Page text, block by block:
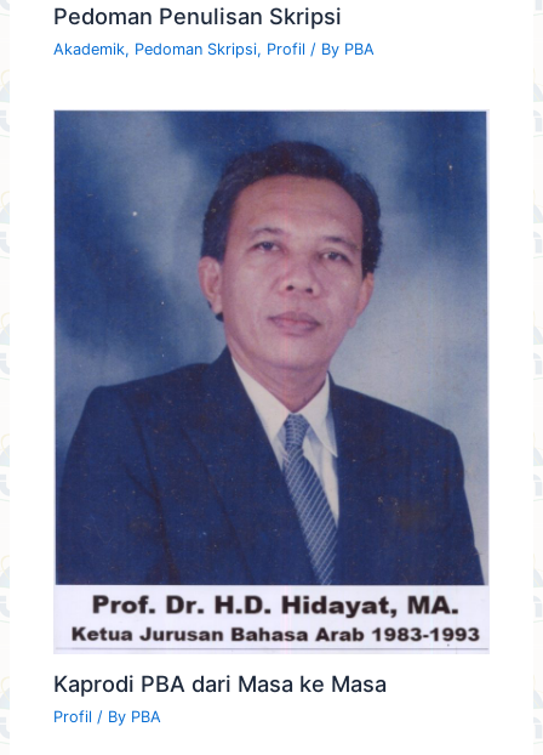
Pedoman Penulisan Skripsi
Akademik, Pedoman Skripsi, Profil / By PBA
Kaprodi PBA dari Masa ke Masa
Profil / By PBA